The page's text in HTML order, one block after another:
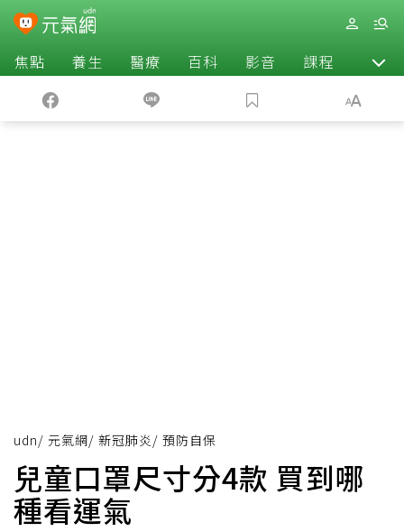
焦點 養生 醫療 百科 影音 課程 退休
udn/ 元氣網/ 新冠肺炎 / 預防自保
兒童口罩尺寸分4款 買到哪
種看運氣